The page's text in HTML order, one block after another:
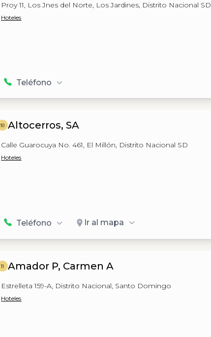
Proy 11, Los Jnes del Norte, Los Jardines, Distrito Nacional SD
Hoteles
Teléfono
10 Altocerros, SA
Calle Guarocuya No. 461, El Millón, Distrito Nacional SD
Hoteles
Teléfono Ir al mapa
11 Amador P, Carmen A
Estrelleta 159-A, Distrito Nacional, Santo Domingo
Hoteles